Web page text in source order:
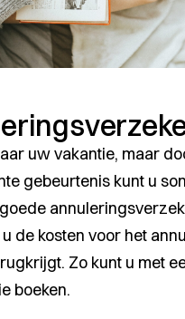
uw vakantie, maar
gebeurtenis kunt u
de kosten voor het
Zo kunt u met
boeken.